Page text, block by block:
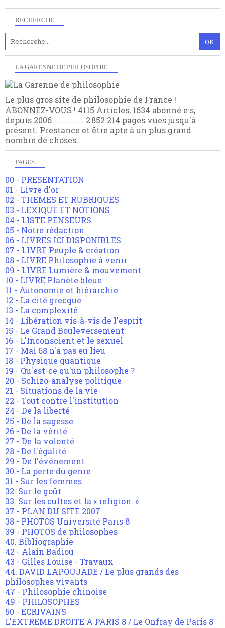
RECHERCHE
LA GARENNE DE PHILOSOPHIE
Le plus gros site de philosophie de France !
ABONNEZ-VOUS ! 4115 Articles, 1634 abonné·e·s,
depuis 2006 . . . . . . . . 2 852 214 pages vues jusqu'à
présent. Prestance et être apte à un plus grand
nombre de choses.
PAGES
00 - PRESENTATION
01 - Livre d'or
02 - THEMES ET RUBRIQUES
03 - LEXIQUE ET NOTIONS
04 - LISTE PENSEURS
05 - Notre rédaction
06 - LIVRES ICI DISPONIBLES
07 - LIVRE Peuple & création
08 - LIVRE Philosophie à venir
09 - LIVRE Lumière & mouvement
10 - LIVRE Planète bleue
11 - Autonomie et hiérarchie
12 - La cité grecque
13 - La complexité
14 - Libération vis-à-vis de l'esprit
15 - Le Grand Bouleversement
16 - L'Inconscient et le sexuel
17 - Mai 68 n'a pas eu lieu
18 - Physique quantique
19 - Qu'est-ce qu'un philosophe ?
20 - Schizo-analyse politique
21 - Situations de la vie
22 - Tout contre l'institution
24 - De la liberté
25 - De la sagesse
26 - De la vérité
27 - De la volonté
28 - De l'égalité
29 - De l'événement
30 - La perte du genre
31 - Sur les femmes
32. Sur le goût
33. Sur les cultes et la « religion. »
37 - PLAN DU SITE 2007
38 - PHOTOS Université Paris 8
39 - PHOTOS de philosophes
40. Bibliographie
42 - Alain Badiou
43 - Gilles Louise - Travaux
44. DAVID LAPOUJADE / Le plus grands des
philosophes vivants
47 - Philosophie chinoise
49 - PHILOSOPHES
50 - ECRIVAINS
L'EXTREME DROITE A PARIS 8 / Le Onfray de Paris 8